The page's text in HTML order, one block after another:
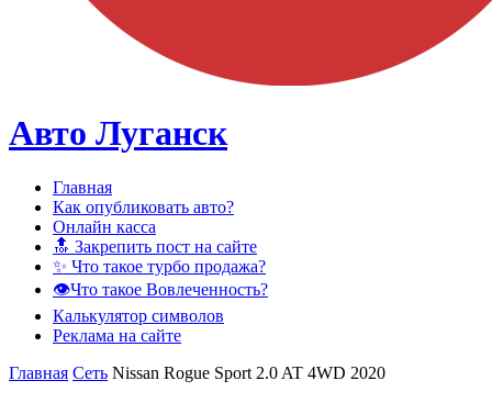
Авто Луганск
Главная
Как опубликовать авто?
Онлайн касса
🔝 Закрепить пост на сайте
✨ Что такое турбо продажа?
👁️Что такое Вовлеченность?
Калькулятор символов
Реклама на сайте
Главная Сеть Nissan Rogue Sport 2.0 AT 4WD 2020